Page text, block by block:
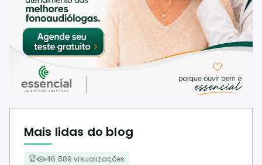
Mais lidas do blog
46.889 visualizações